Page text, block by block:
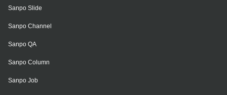
Sanpo Slide
Sanpo Channel
Sanpo QA
Sanpo Column
Sanpo Job